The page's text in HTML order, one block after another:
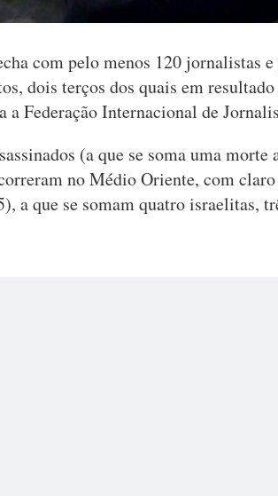
com pelo menos 120 jornalistas
dois terços dos quais em
a Federação Internacional de
(a que se soma uma
no Médio Oriente, com
a que se somam quatro israelitas,